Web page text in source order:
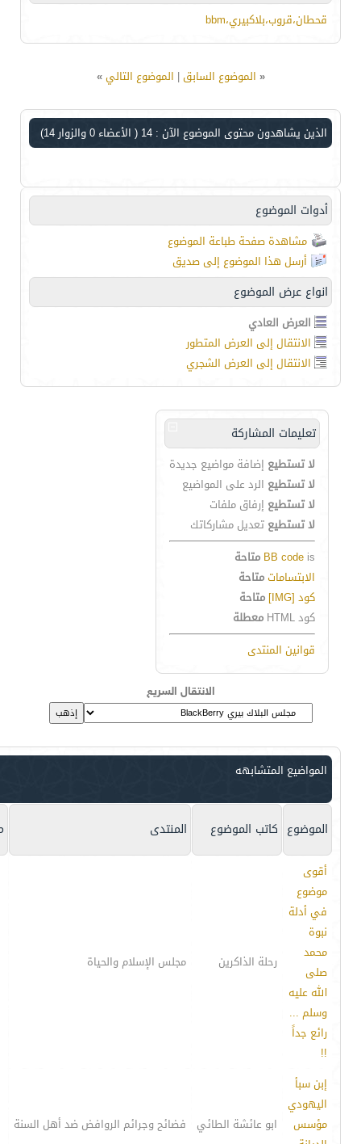
قحطان،قروب،بلاكبيري،bbm
« الموضوع السابق| الموضوع التالي»
الذين يشاهدون محتوى الموضوع الآن : 14 ( الأعضاء 0 والزوار 14)
أدوات الموضوع
مشاهدة صفحة طباعة الموضوع
أرسل هذا الموضوع إلى صديق
انواع عرض الموضوع
العرض العادي
الانتقال إلى العرض المتطور
الانتقال إلى العرض الشجري
تعليمات المشاركة
لا تستطيع إضافة مواضيع جديدة
لا تستطيع الرد على المواضيع
لا تستطيع إرفاق ملفات
لا تستطيع تعديل مشاركاتك
BB code is
متاحة
الابتساماتمتاحة
كود [IMG]
متاحة
كود HTML
معطلة
قوانين المنتدى
الانتقال السريع
المواضيع المتشابهه
الموضوع كاتب الموضوع المنتدى
أقوى
موضوع
في أدلة
نبوة
محمد
صلى
الله عليه
وسلم ...
رائع جداً
!!
رحلة الذاكرين مجلس الإسلام والحياة
إبن سبأ
اليهودي
مؤسس
ابو عائشة الطائي فضائح وجرائم الروافض ضد أهل السنة